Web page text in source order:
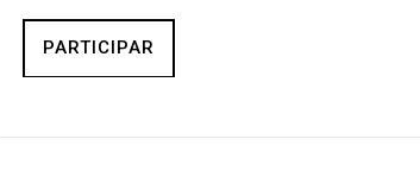
PARTICIPAR